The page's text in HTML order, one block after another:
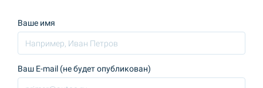
Ваше имя
Ваш E-mail (не будет опубликован)